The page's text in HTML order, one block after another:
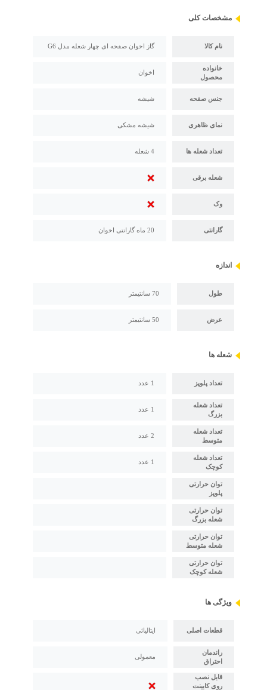
مشخصات کلی
نام کالا گاز اخوان صفحه ای چهار شعله مدل G6
خانواده
محصول
اخوان
جنس صفحه شیشه
نمای ظاهری شیشه مشکی
تعداد شعله ها 4 شعله
شعله برقی
وک
گارانتی 20 ماه گارانتی اخوان
اندازه
طول 70 سانتیمتر
عرض 50 سانتیمتر
شعله ها
تعداد پلوپز 1 عدد
تعداد شعله
بزرگ
1 عدد
تعداد شعله
متوسط
2 عدد
تعداد شعله
کوچک
1 عدد
توان حرارتی
پلوپز
توان حرارتی
شعله بزرگ
توان حرارتی
شعله متوسط
توان حرارتی
شعله کوچک
ویژگی ها
قطعات اصلی ایتالیائی
راندمان
احتراق
معمولی
قابل نصب
روی کابینت